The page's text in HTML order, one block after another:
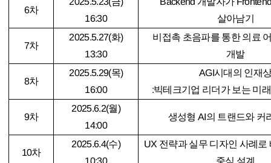
6차
16:30
살아남기
7차
2025.5.27(화)
13:30
비접촉 초음파를 통한 의료
개발
8차
2025.5.29(목)
16:00
AGI시대의 인재
:빅테크기업 리더가 보는 미
9차
2025.6.2(월)
14:00
생성형 AI의 트랜드와 커
10차
2025.6.4(수)
10:30
UX 전략과 실무 디자인 사례로
중심 설계